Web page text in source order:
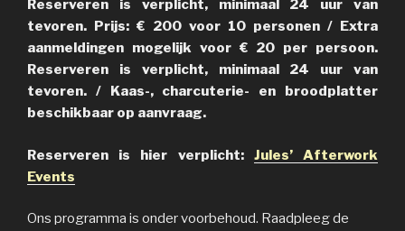
Reserveren is verplicht, minimaal 24 uur van
tevoren. Prijs: € 200 voor 10 personen / Extra
aanmeldingen mogelijk voor € 20 per persoon.
Reserveren is verplicht, minimaal 24 uur van
tevoren. / Kaas-, charcuterie- en broodplatter
beschikbaar op aanvraag.
Reserveren is hier verplicht: Jules’ Afterwork
Events
Ons programma is onder voorbehoud. Raadpleeg de